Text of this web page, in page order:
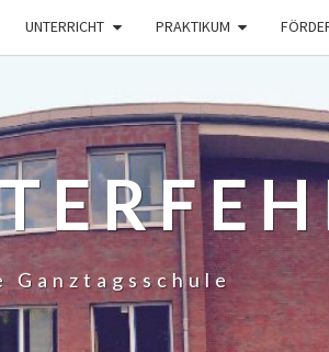
UNTERRICHT PRAKTIKUM
Ganztagsschule